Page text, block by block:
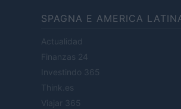
SPAGNA E AMERICA
Actualidad
Finanzas 24
Investindo 365
Think.es
Viajar 365